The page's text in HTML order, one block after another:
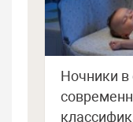
Ночники